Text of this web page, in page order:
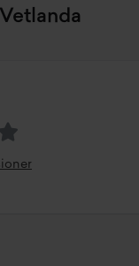
i
för
med modern
och hjulinställning